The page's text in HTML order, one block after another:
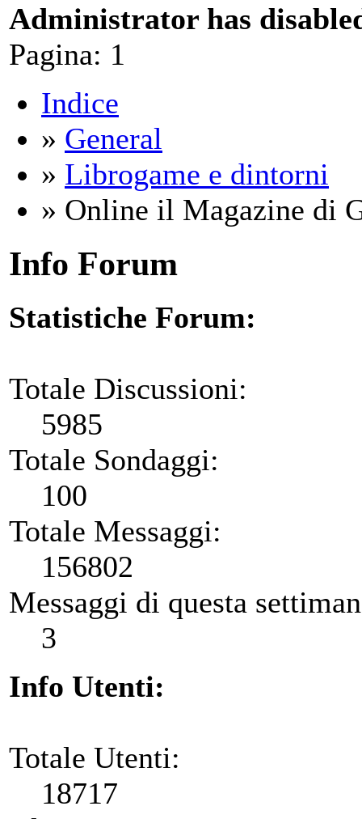
Administrator has
Pagina: 1
Indice
» General
» Librogame e dintorni
» Online il Magazine di
Info Forum
Statistiche Forum:
Totale Discussioni:
5985
Totale Sondaggi:
100
Totale Messaggi:
156802
Messaggi di questa
3
Info Utenti:
Totale Utenti:
18717